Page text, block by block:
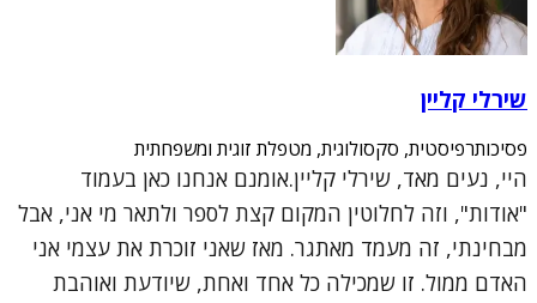
שירלי קליין
פסיכותרפיסטית, סקסולוגית, מטפלת זוגית ומשפחתית
היי, נעים מאד, שירלי קליין.אומנם אנחנו כאן בעמוד
"אודות", וזה לחלוטין המקום קצת לספר ולתאר מי אני, אבל
מבחינתי, זה מעמד מאתגר. מאז שאני זוכרת את עצמי אני
האדם ממול. זו שמכילה כל אחד ואחת, שיודעת ואוהבת